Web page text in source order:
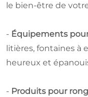
le bien-être de
- Équipements
litières, fontaines à
heureux et
- Produits pour